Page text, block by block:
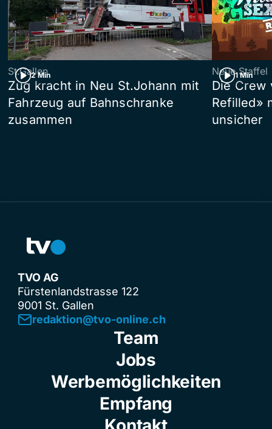
2 Min
St.Gallen
Zug kracht in Neu St.Johann mit
Fahrzeug auf Bahnschranke
zusammen
1 Min
Neue Staffel
Die Crew
Refilled»
unsicher
TVO AG
Fürstenlandstrasse 122
9001 St. Gallen
redaktion@tvo-online.ch
Team
Jobs
Werbemöglichkeiten
Empfang